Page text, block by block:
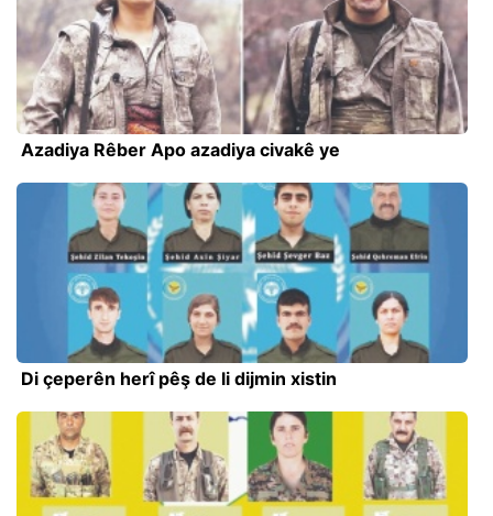
Azadiya Rêber Apo azadiya civakê ye
Di çeperên herî pêş de li dijmin xistin